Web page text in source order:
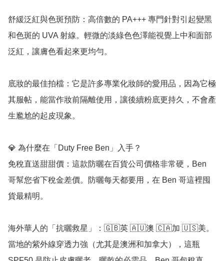
舒緩泛紅與色斑預防：高倍數的 PA+++ 專門針對引起變黑
和色斑的 UVA 射線。輕微的淡綠色色澤能視覺上中和面部
泛紅，讓膚色看起來更均勻。
底妝的最佳拍檔：它是許多專業化妝師的愛用品，因為它極
其服帖，能當作妝前隔離使用，讓後續粉底更持久，不會產
生尷尬的起皮現象。
💎 為什麼在「Duty Free Ben」入手？
免稅直送甜甜價：這款防曬在百貨公司價格非常硬，Ben
哥幫您省下稅金差價。防曬每天都要用，在 Ben 哥這裡囤
貨最精明。
海外華人的「抗曬救星」：🇬🇧英 🇦🇺澳 🇨🇦加 🇺🇸美。
當地的紫外線穿透力強（尤其是澳洲和加拿大），這瓶